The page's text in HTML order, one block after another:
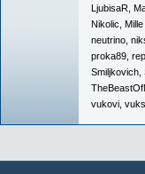
LjubisaR
Nikolic
neutrino
proka89
Smiljkovich
vukovi